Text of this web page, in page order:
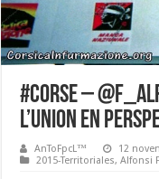
#Corse –
L’Union en
AnToFpcL™
12
2015-Territoriales,Alfonsi